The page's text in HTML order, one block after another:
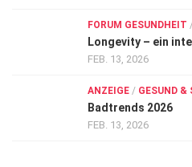
FORUM GESUNDHEIT
Longevity – ein
FEB. 13, 2026
ANZEIGE / GESUND &
Badtrends 2026
FEB. 13, 2026